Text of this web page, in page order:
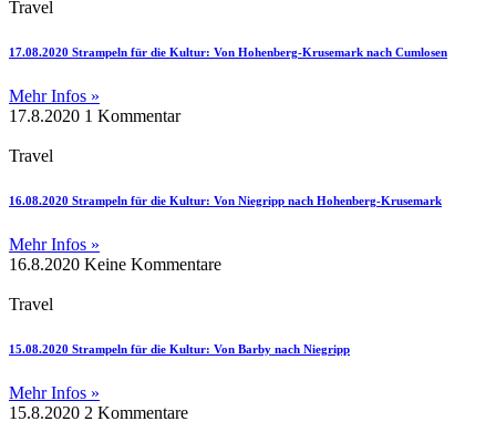
Travel
17.08.2020 Strampeln für die Kultur: Von Hohenberg-Krusemark nach Cumlosen
Mehr Infos »
17.8.2020 1 Kommentar
Travel
16.08.2020 Strampeln für die Kultur: Von Niegripp nach Hohenberg-Krusemark
Mehr Infos »
16.8.2020 Keine Kommentare
Travel
15.08.2020 Strampeln für die Kultur: Von Barby nach Niegripp
Mehr Infos »
15.8.2020 2 Kommentare